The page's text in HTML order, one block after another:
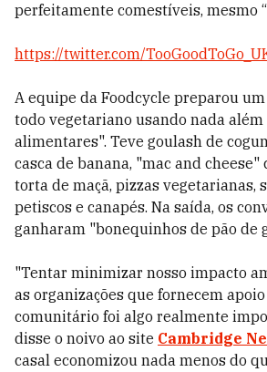
perfeitamente comestíveis, mesmo
https://twitter.com/
A equipe da Foodcycle preparou
todo vegetariano usando nada
alimentares". Teve goulash de
casca de banana, "mac and cheese"
torta de maçã, pizzas vegetarianas,
petiscos e canapés. Na saída, os
ganharam "bonequinhos de pão de
"Tentar minimizar nosso impacto
as organizações que fornecem
comunitário foi algo realmente
disse o noivo ao site Cambridge
casal economizou nada menos do